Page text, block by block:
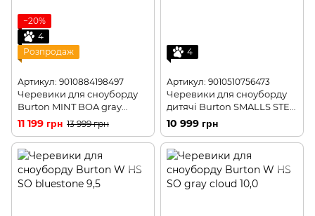
−20%
4
Розпродаж
Артикул: 9010884198497
Черевики для сноуборду
Burton MINT BOA gray
cloud 6,5
11 199 грн 13 999 грн
4
Артикул: 9010510756473
Черевики для сноуборду
дитячі Burton SMALLS STEP
ON black 4K
10 999 грн